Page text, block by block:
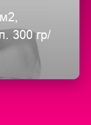
300 гр/